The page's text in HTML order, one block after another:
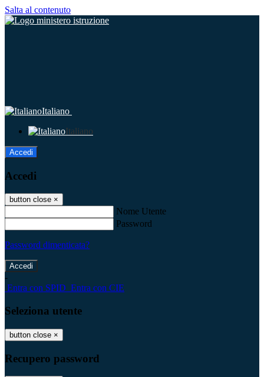
Salta al contenuto
Italiano
Italiano
Accedi
Accedi
button close ×
Nome Utente
Password
Password dimenticata?
-
Entra con SPID Entra con CIE
Seleziona utente
button close ×
Recupero password